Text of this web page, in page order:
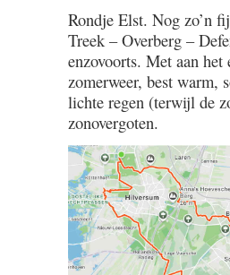
Rondje Elst. Nog zo’n
Treek – Overberg –
enzovoorts. Met aan
zomerweer, best warm,
lichte regen (terwijl de
zonovergoten.